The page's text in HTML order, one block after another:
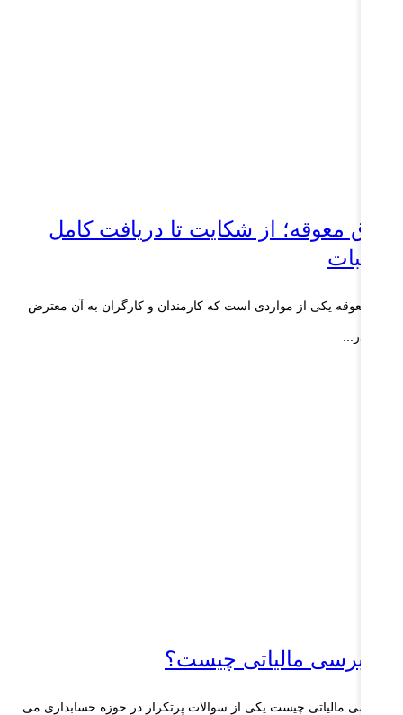
معوقه؛ از شکایت تا دریافت کامل
معوقه یکی از مواردی است که کارمندان و کارگران به آن معترض
در...
مالیاتی چیست؟
مالیاتی چیست یکی از سوالات پرتکرار در حوزه حسابداری می